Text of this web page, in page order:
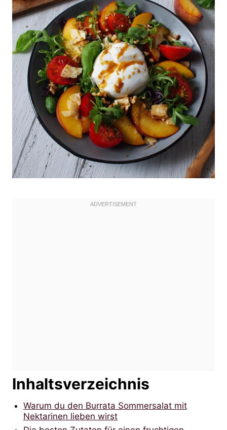
Inhaltsverzeichnis
Warum du den Burrata Sommersalat mit
Nektarinen lieben wirst